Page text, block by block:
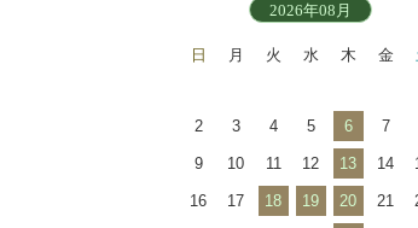
2026年08月
日 月 火 水 木 金
2 3 4 5 6 7
9 10 11 12 13 14
16 17 18 19 20 21